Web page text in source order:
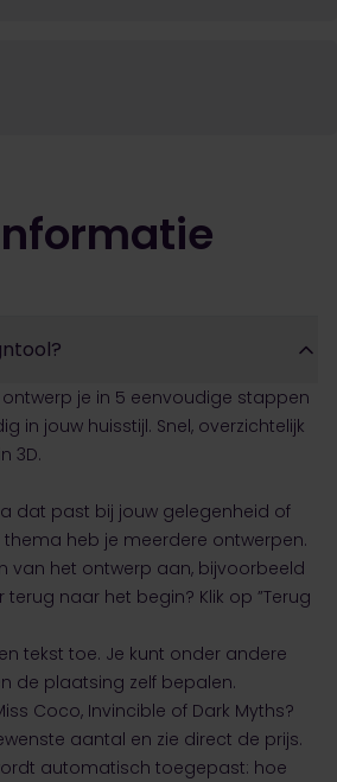
je in 5 eenvoudige stappen
in jouw huisstijl. Snel, overzichtelijk
3D.
dat past bij jouw gelegenheid of
thema heb je meerdere ontwerpen.
van het ontwerp aan, bijvoorbeeld
terug naar het begin? Klik op ”Terug
tekst toe. Je kunt onder andere
de plaatsing zelf bepalen.
Coco, Invincible of Dark Myths?
aantal en zie direct de prijs.
automatisch toegepast: hoe